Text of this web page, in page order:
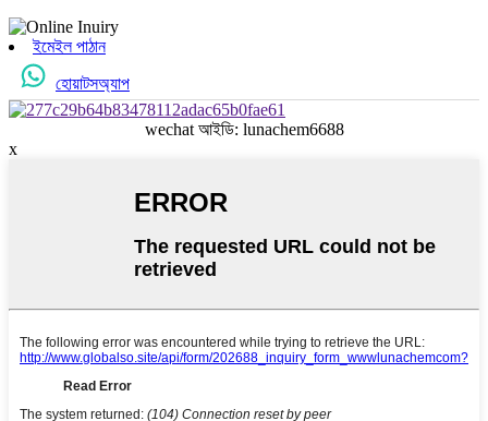
ইমেইল পাঠান
হোয়াটসঅ্যাপ
wechat আইডি: lunachem6688
x